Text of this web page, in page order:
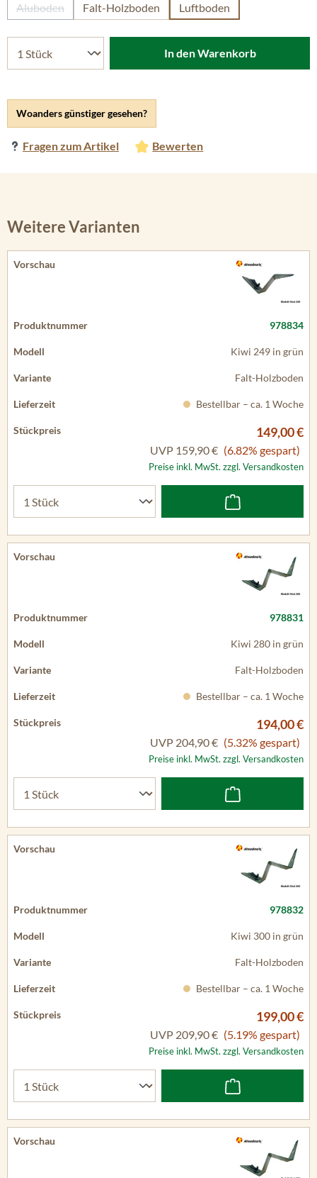
Woanders günstiger gesehen?
Fragen zum Artikel Bewerten
Aluboden
(Diese Option ist zurzeit nicht verfügbar.)
Falt-Holzboden Luftboden
In den Warenkorb
Weitere Varianten
978834
Kiwi 249 in grün
Falt-Holzboden
Bestellbar – ca. 1 Woche
149,00 €
UVP 159,90 € (6.82% gespart)
Preise inkl. MwSt. zzgl. Versandkosten
978831
Kiwi 280 in grün
Falt-Holzboden
Bestellbar – ca. 1 Woche
194,00 €
UVP 204,90 € (5.32% gespart)
Preise inkl. MwSt. zzgl. Versandkosten
978832
Kiwi 300 in grün
Falt-Holzboden
Bestellbar – ca. 1 Woche
199,00 €
UVP 209,90 € (5.19% gespart)
Preise inkl. MwSt. zzgl. Versandkosten